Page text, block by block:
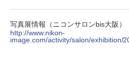
写真展情報（ニコンサロンbis大阪）
http://www.nikon-
image.com/activity/salon/exhibition/